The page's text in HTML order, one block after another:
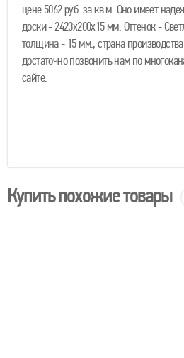
цене 5062 руб. за кв.м. Оно имеет
доски - 2423x200x15 мм. Оттенок -
толщина - 15 мм., страна
достаточно позвонить нам по
сайте.
Купить похожие товары